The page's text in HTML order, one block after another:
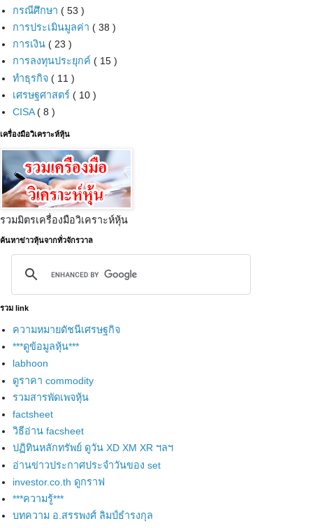
กรณีศึกษา ( 53 )
การประเมินมูลค่า ( 38 )
การเงิน ( 23 )
การลงทุนประยุกค์ ( 15 )
ทำธุรกิจ ( 11 )
เศรษฐศาสตร์ ( 10 )
CISA( 8 )
เครื่องมือวิเคราะห์หุ้น
รวมมิตรเครื่องมือวิเคราะห์หุ้น
ค้นหาข่าวหุ้นจากทั่วจักรวาล
รวม link
ความหมายดัชนีเศรษฐกิจ
***ดูข้อมูลหุ้น***
labhoon
ดูราคา commodity
รวมสารพัดเพจหุ้น
factsheet
วิธีอ่าน facsheet
ปฏิทินหลักทรัพย์ ดูวัน XD XM XR ฯลฯ
อ่านข่าวประกาศประจำวันของ set
investor.co.th ดูกราฟ
***ความรู้***
บทความ อ.สรรพงศ์ ลิมป์ธำรงกุล